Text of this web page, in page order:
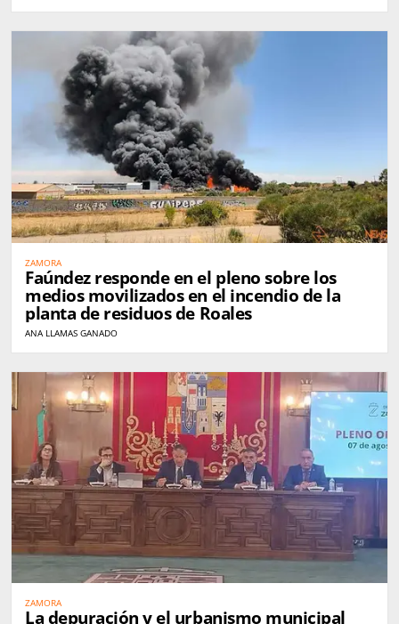
ZAMORA
Faúndez responde en el pleno sobre los
medios movilizados en el incendio de la
planta de residuos de Roales
ANA LLAMAS GANADO
ZAMORA
La depuración y el urbanismo municipal